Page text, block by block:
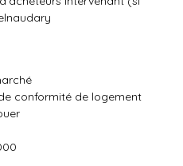
conformité de logement